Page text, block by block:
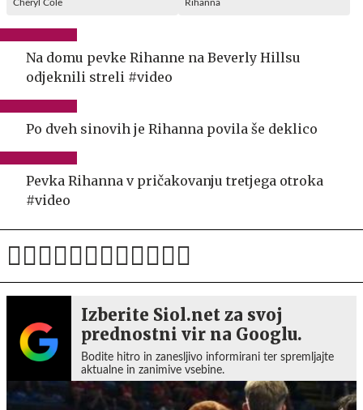
Cheryl Cole Rihanna
Na domu pevke Rihanne na Beverly Hillsu
odjeknili streli #video
Po dveh sinovih je Rihanna povila še deklico
Pevka Rihanna v pričakovanju tretjega otroka
#video
Izberite Siol.net za svoj
prednostni vir na Googlu.
Bodite hitro in zanesljivo informirani ter spremljajte
aktualne in zanimive vsebine.